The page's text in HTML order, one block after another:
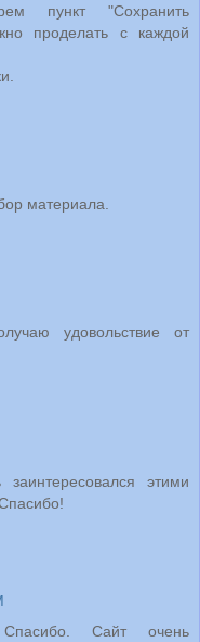
пункт "Сохранить
проделать с каждой
материала.
удовольствие от
этими
Сайт очень